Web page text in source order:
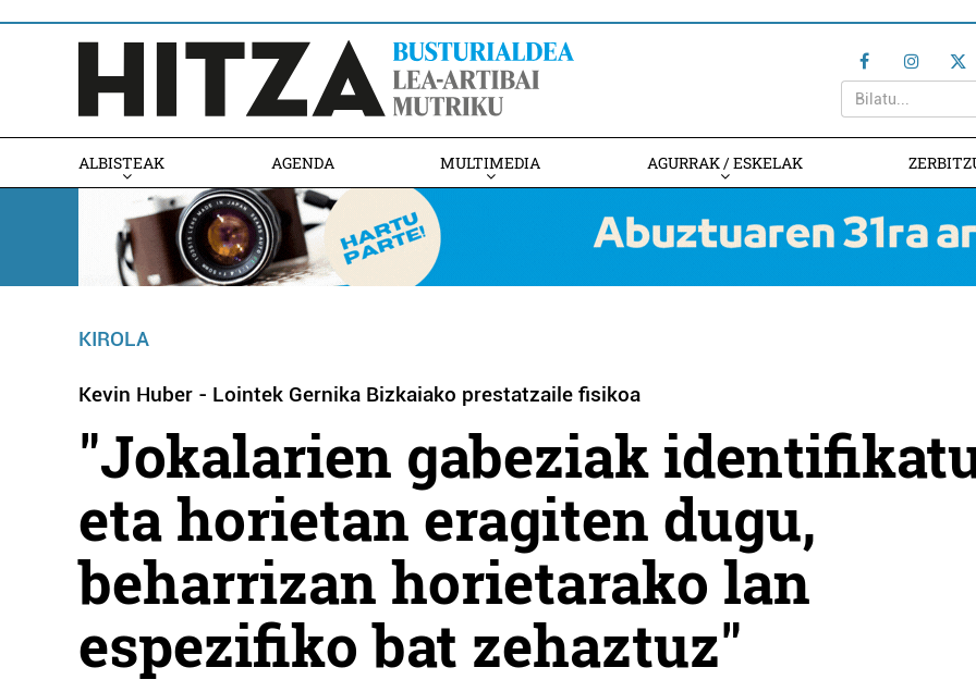
ALBISTEAK AGENDA MULTIMEDIA AGURRAK / ESKELAK
KIROLA
Kevin Huber - Lointek Gernika Bizkaiako prestatzaile fisikoa
"Jokalarien gabeziak
eta horietan eragiten dugu,
beharrizan horietarako lan
espezifiko bat zehaztuz"